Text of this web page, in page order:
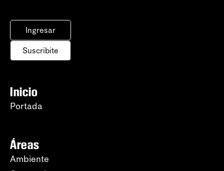
Ingresar
Suscribite
Inicio
Portada
Áreas
Ambiente